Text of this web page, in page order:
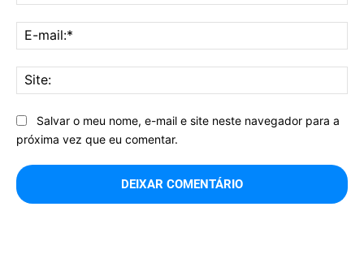
Salvar o meu nome, e-mail e site neste navegador para a
próxima vez que eu comentar.